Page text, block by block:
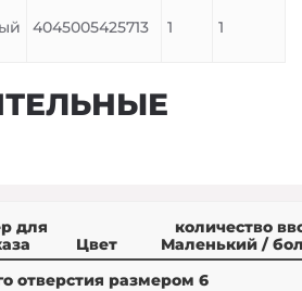
4045005425713 1 1
для
Цвет
количество
Маленький /
отверстия размером 6